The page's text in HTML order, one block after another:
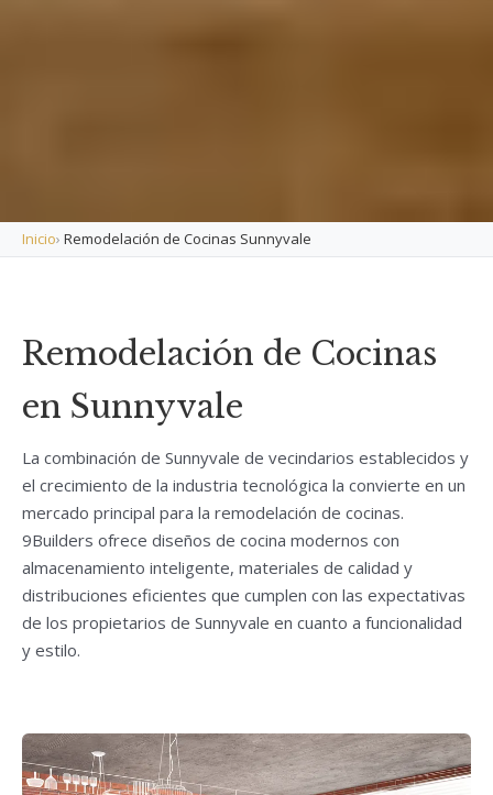
Inicio› Remodelación de Cocinas Sunnyvale
Remodelación de Cocinas
en Sunnyvale
La combinación de Sunnyvale de vecindarios establecidos y
el crecimiento de la industria tecnológica la convierte en un
mercado principal para la remodelación de cocinas.
9Builders ofrece diseños de cocina modernos con
almacenamiento inteligente, materiales de calidad y
distribuciones eficientes que cumplen con las expectativas
de los propietarios de Sunnyvale en cuanto a funcionalidad
y estilo.